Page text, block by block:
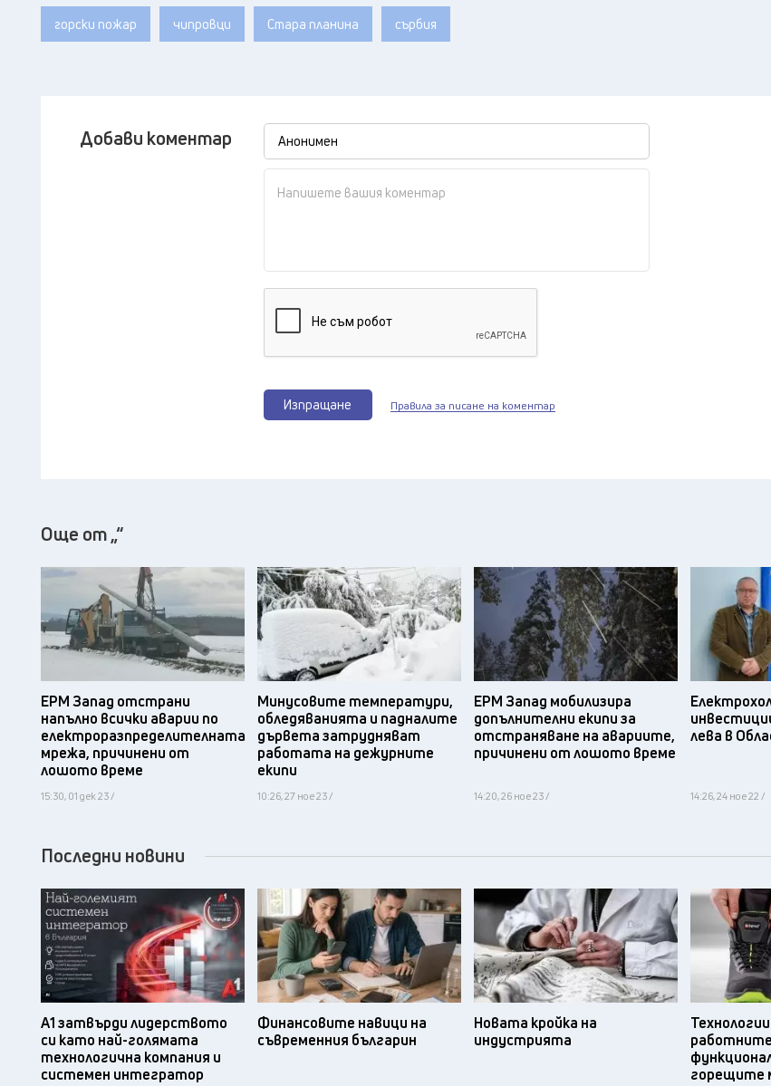
горски пожар чипровци Стара планина сърбия
Добави коментар
Изпращане Правила за писане на коментар
Още от „“
EРМ Запад отстрани
напълно всички аварии по
електроразпределителната
мрежа, причинени от
лошото време
15:30, 01 дек 23 /
Минусовите температури,
обледяванията и падналите
дървета затрудняват
работата на дежурните
екипи
10:26, 27 ное 23 /
ЕРМ Запад мобилизира
допълнителни екипи за
отстраняване на авариите,
причинени от лошото време
14:20, 26 ное 23 /
лева в
14:26, 24 ное 22 /
Последни новини
А1 затвърди лидерството
си като най-голямата
технологична компания и
системен интегратор
Финансовите навици на
съвременния българин
Новата кройка на
индустрията
горещите